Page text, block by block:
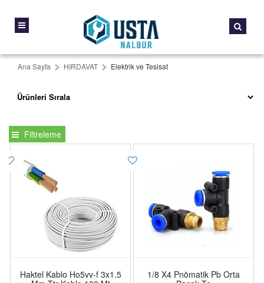
Ana Sayfa HIRDAVAT Elektrik ve Tesisat
Filtreleme
Haktel Kablo Ho5vv-f 3x1.5
1/8 X4 Pnömatik Pb Orta